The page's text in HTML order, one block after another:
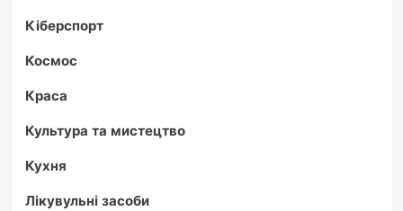
Кіберспорт
Космос
Краса
Культура та мистецтво
Кухня
Лікувульні засоби